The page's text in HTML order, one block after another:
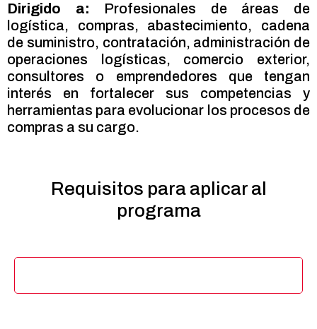
Dirigido a: Profesionales de áreas de
logística, compras, abastecimiento, cadena
de suministro, contratación, administración de
operaciones logísticas, comercio exterior,
consultores o emprendedores que tengan
interés en fortalecer sus competencias y
herramientas para evolucionar los procesos de
compras a su cargo.
Requisitos para aplicar al
programa